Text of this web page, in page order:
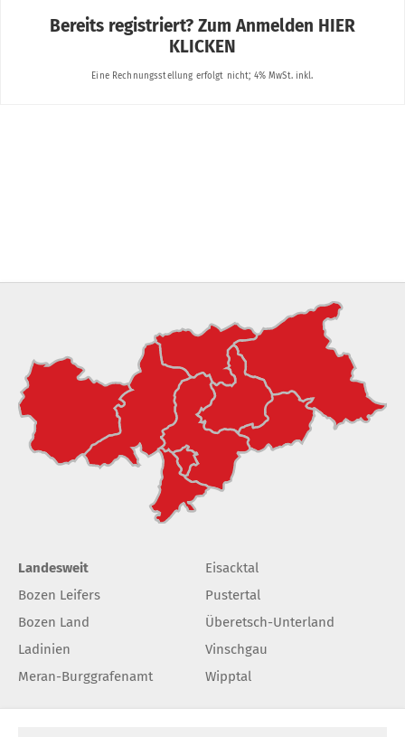
Landesweit
Bozen Leifers
Bozen Land
Ladinien
Meran-Burggrafenamt
Eisacktal
Pustertal
Überetsch-Unterland
Vinschgau
Wipptal